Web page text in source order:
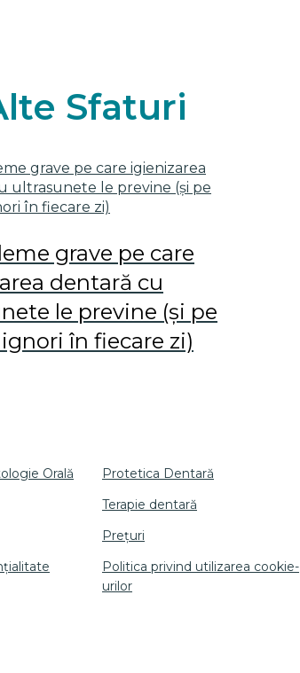
Sfaturi
grave pe care
dentară cu
le previne (și pe
în fiecare zi)
Orală
Protetica Dentară
Terapie dentară
Prețuri
Politica privind utilizarea cookie-
urilor